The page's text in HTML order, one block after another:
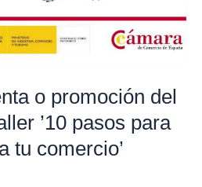
o promoción del
’10 pasos para
tu comercio’